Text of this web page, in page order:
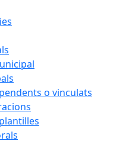
o vinculats